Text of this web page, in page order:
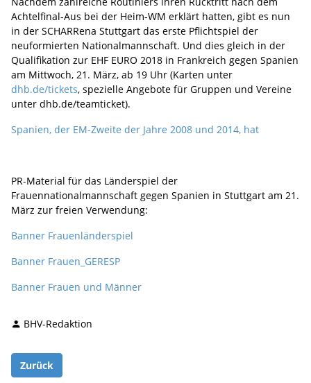
Achtelfinal-Aus bei der Heim-WM erklärt hatten, gibt es nun
in der SCHARRena Stuttgart das erste Pflichtspiel der
neuformierten Nationalmannschaft. Und dies gleich in der
Qualifikation zur EHF EURO 2018 in Frankreich gegen Spanien
am Mittwoch, 21. März, ab 19 Uhr (Karten unter
dhb.de/tickets, spezielle Angebote für Gruppen und Vereine
unter dhb.de/teamticket).
Spanien, der EM-Zweite der Jahre 2008 und 2014, hat
PR-Material für das Länderspiel der
Frauennationalmannschaft gegen Spanien in Stuttgart am 21.
März zur freien Verwendung:
Banner Frauenländerspiel
Banner Frauen_GERESP
Banner Frauen und Männer
BHV-Redaktion
Zurück